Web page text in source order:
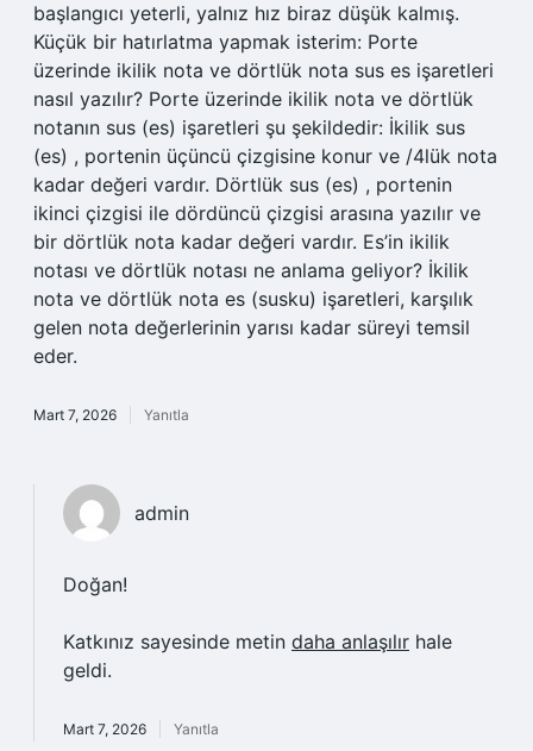
başlangıcı yeterli, yalnız hız biraz düşük kalmış.
Küçük bir hatırlatma yapmak isterim: Porte
üzerinde ikilik nota ve dörtlük nota sus es işaretleri
nasıl yazılır? Porte üzerinde ikilik nota ve dörtlük
notanın sus (es) işaretleri şu şekildedir: İkilik sus
(es) , portenin üçüncü çizgisine konur ve /4lük nota
kadar değeri vardır. Dörtlük sus (es) , portenin
ikinci çizgisi ile dördüncü çizgisi arasına yazılır ve
bir dörtlük nota kadar değeri vardır. Es’in ikilik
notası ve dörtlük notası ne anlama geliyor? İkilik
nota ve dörtlük nota es (susku) işaretleri, karşılık
gelen nota değerlerinin yarısı kadar süreyi temsil
eder.
Mart 7, 2026 Yanıtla
admin
Doğan!
Katkınız sayesinde metin daha anlaşılır hale
geldi.
Mart 7, 2026 Yanıtla